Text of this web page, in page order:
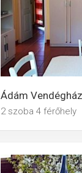
Ádám
2 szoba 4 férőhely